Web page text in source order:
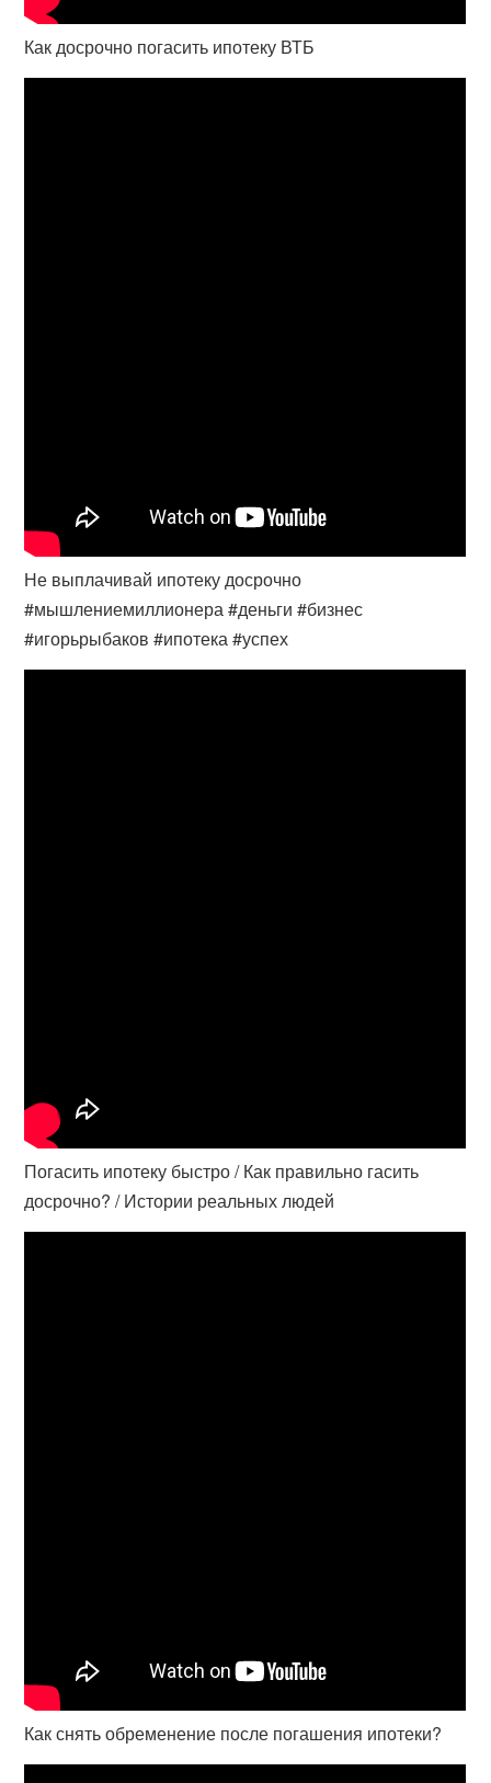
Как досрочно погасить ипотеку ВТБ
Не выплачивай ипотеку досрочно
#мышлениемиллионера #деньги #бизнес
#игорьрыбаков #ипотека #успех
Погасить ипотеку быстро / Как правильно гасить
досрочно? / Истории реальных людей
Как снять обременение после погашения ипотеки?